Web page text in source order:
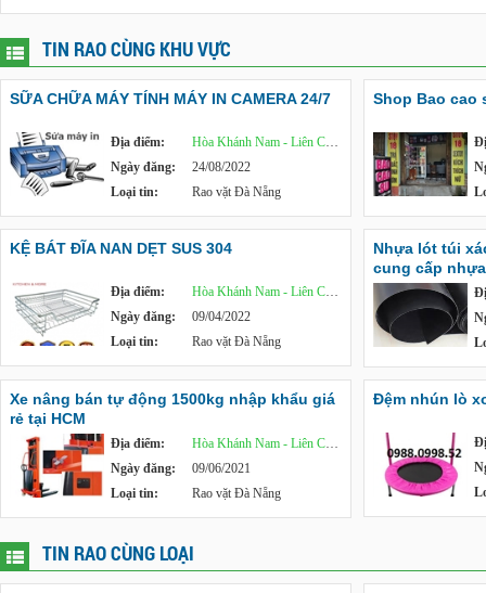
TIN RAO CÙNG KHU VỰC
SỮA CHỮA MÁY TÍNH MÁY IN CAMERA 24/7
Địa điểm:
Hòa Khánh Nam - Liên Chiểu
Ngày đăng:
24/08/2022
Loại tin:
Rao vặt Đà Nẵng
Shop Bao cao
KỆ BÁT ĐĨA NAN DẸT SUS 304
Địa điểm:
Hòa Khánh Nam - Liên Chiểu
Ngày đăng:
09/04/2022
Loại tin:
Rao vặt Đà Nẵng
Nhựa lót túi
cung cấp
Xe nâng bán tự động 1500kg nhập khẩu giá
rẻ tại HCM
Địa điểm:
Hòa Khánh Nam - Liên Chiểu
Ngày đăng:
09/06/2021
Loại tin:
Rao vặt Đà Nẵng
Đệm nhún lò
TIN RAO CÙNG LOẠI